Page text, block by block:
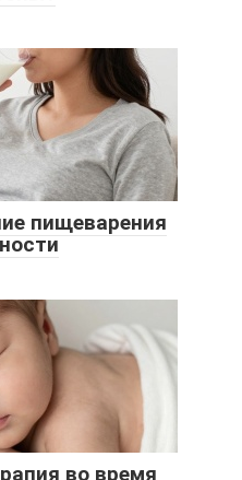
пищеварения
во время